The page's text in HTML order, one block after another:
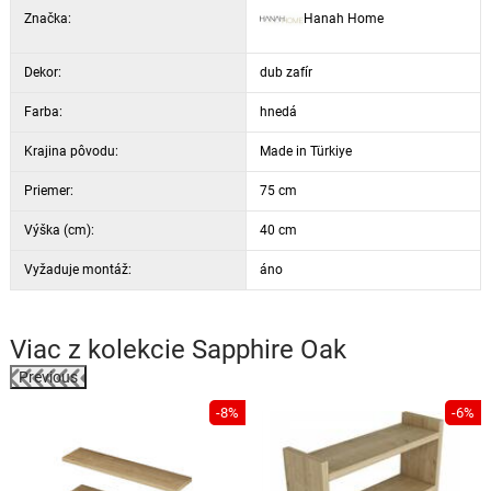
Značka: Hanah Home
Dekor: dub zafír
Farba: hnedá
Krajina pôvodu: Made in Türkiye
Priemer: 75 cm
Výška (cm): 40 cm
Vyžaduje montáž: áno
Viac z kolekcie Sapphire Oak
Previous
-8% -6%